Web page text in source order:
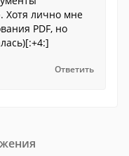
Хотя лично мне
PDF, но
Ответить